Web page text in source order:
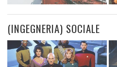
(INGEGNERIA) SOCIALE